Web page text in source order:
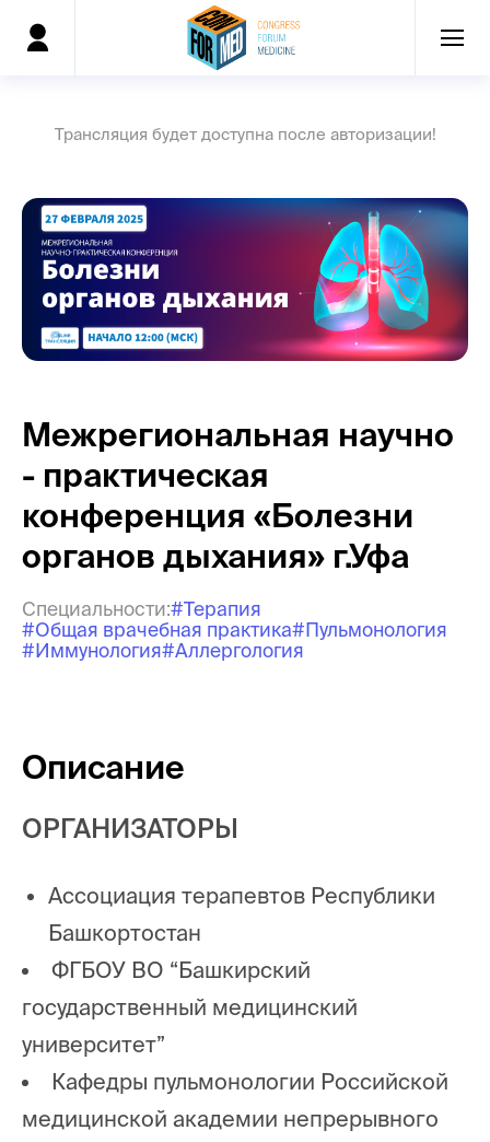
Трансляция будет доступна после авторизации!
Межрегиональная научно
- практическая
конференция «Болезни
органов дыхания» г.Уфа
Специальности:#Терапия
#Общая врачебная практика#Пульмонология
#Иммунология#Аллергология
Описание
ОРГАНИЗАТОРЫ
Ассоциация терапевтов Республики
Башкортостан
ФГБОУ ВО “Башкирский
государственный медицинский
университет”
Кафедры пульмонологии Российской
медицинской академии непрерывного